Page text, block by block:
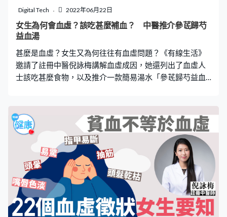
多。《內經》說：「諸痛癢瘡皆屬於心」、「心者，通於
夏氣」，即所有的「疔瘡癰癤」都與心有關。心臟，在五
行學說中屬火，亦是夏日的主氣，火邪使皮膚在夏日更易
火熱之氣迫使皮脂外溢，皮膚油脂增多、更易
Digital Tech 2022年06月22日
女生為何會血虛？該吃甚麼補血？ 中醫推介參茋歸芍
益血湯
甚麼是血虛？女生又為何往往有血虛問題？《有線生活》
邀請了註冊中醫倪詠梅講解血虛成因，她還列出了血虛人
士該吃甚麼食物，以及推介一款簡易湯水「參茋歸芍益血
腑都需要血的滋養才可以發揮正常功能。中醫認為「心主
血」，心血不足會帶來一系列心臟不適、心神不安的徵
狀。 好好的一個人，為什麼會出現血虛呢？首先，女子天
生比較吃虧，因為女子一生以血為本，月經、懷孕、生
育、哺乳都需要大量用血，消耗比男子大得多，因此貧血
多見於女性。另外，都市生活壓力大，中醫認為「思傷
脾」，而脾胃負責消化水穀以生化氣血，故此平日多思慮
的人，無論成人還是青少年，都易損傷脾胃，吃下去的食
物不能好好消化，最終形成貧血。現代人食無定時，而且